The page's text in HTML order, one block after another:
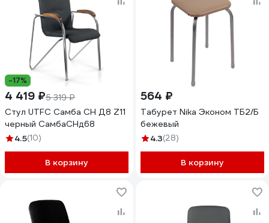
-17%
4 419 ₽5 319 ₽
Стул UTFC Самба CH Д8 Z11
черный СамбаСНд68
4.5(10)
В корзину
564 ₽
Табурет Nika Эконом ТБ2/Б
бежевый
4.3(28)
В корзину